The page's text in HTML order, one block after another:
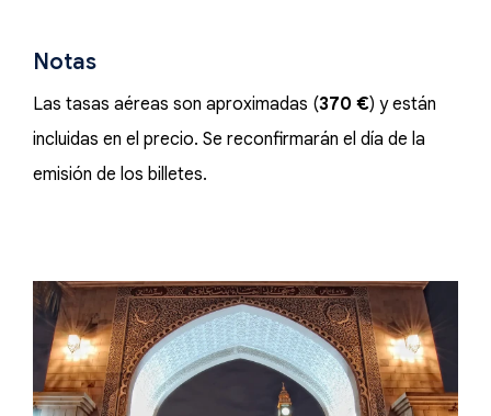
Notas
Las tasas aéreas son aproximadas (370 €) y están
incluidas en el precio. Se reconfirmarán el día de la
emisión de los billetes.